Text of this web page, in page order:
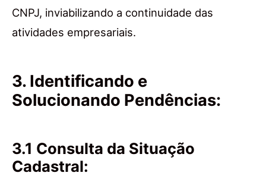
CNPJ, inviabilizando a continuidade das
atividades empresariais.
3. Identificando e
Solucionando Pendências:
3.1 Consulta da Situação
Cadastral: